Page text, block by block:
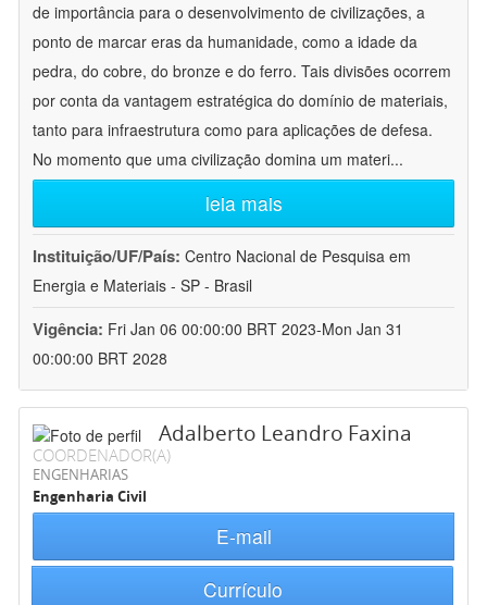
de importância para o desenvolvimento de civilizações, a
ponto de marcar eras da humanidade, como a idade da
pedra, do cobre, do bronze e do ferro. Tais divisões ocorrem
por conta da vantagem estratégica do domínio de materiais,
tanto para infraestrutura como para aplicações de defesa.
No momento que uma civilização domina um materi...
leia mais
Instituição/UF/País: Centro Nacional de Pesquisa em
Energia e Materiais - SP - Brasil
Vigência: Fri Jan 06 00:00:00 BRT 2023-Mon Jan 31
00:00:00 BRT 2028
Adalberto Leandro Faxina
COORDENADOR(A)
ENGENHARIAS
Engenharia Civil
E-mail
Currículo